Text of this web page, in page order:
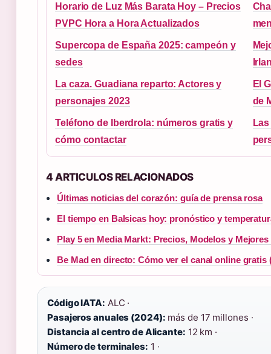
Horario de Luz Más Barata Hoy – Precios
PVPC Hora a Hora Actualizados
Supercopa de España 2025: campeón y
sedes
La caza. Guadiana reparto: Actores y
personajes 2023
El
de
Teléfono de Iberdrola: números gratis y
cómo contactar
4 ARTICULOS RELACIONADOS
Últimas noticias del corazón: guía de prensa rosa
El tiempo en Balsicas hoy: pronóstico y
Play 5 en Media Markt: Precios, Modelos y Mejores
Be Mad en directo: Cómo ver el canal online gratis
Código IATA: ALC ·
Pasajeros anuales (2024): más de 17 millones ·
Distancia al centro de Alicante: 12 km ·
Número de terminales: 1 ·